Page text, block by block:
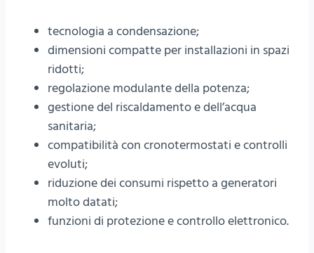
tecnologia a condensazione;
dimensioni compatte per installazioni in spazi
ridotti;
regolazione modulante della potenza;
gestione del riscaldamento e dell’acqua
sanitaria;
compatibilità con cronotermostati e controlli
evoluti;
riduzione dei consumi rispetto a generatori
molto datati;
funzioni di protezione e controllo elettronico.